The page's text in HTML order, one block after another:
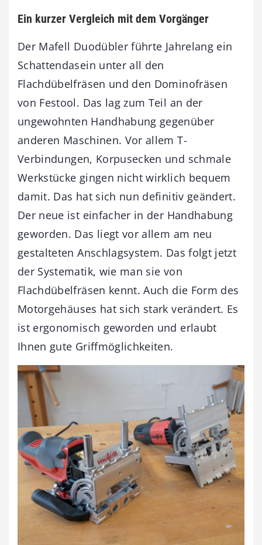
Ein kurzer Vergleich mit dem Vorgänger
Der Mafell Duodübler führte Jahrelang ein
Schattendasein unter all den
Flachdübelfräsen und den Dominofräsen
von Festool. Das lag zum Teil an der
ungewohnten Handhabung gegenüber
anderen Maschinen. Vor allem T-
Verbindungen, Korpusecken und schmale
Werkstücke gingen nicht wirklich bequem
damit. Das hat sich nun definitiv geändert.
Der neue ist einfacher in der Handhabung
geworden. Das liegt vor allem am neu
gestalteten Anschlagsystem. Das folgt jetzt
der Systematik, wie man sie von
Flachdübelfräsen kennt. Auch die Form des
Motorgehäuses hat sich stark verändert. Es
ist ergonomisch geworden und erlaubt
Ihnen gute Griffmöglichkeiten.